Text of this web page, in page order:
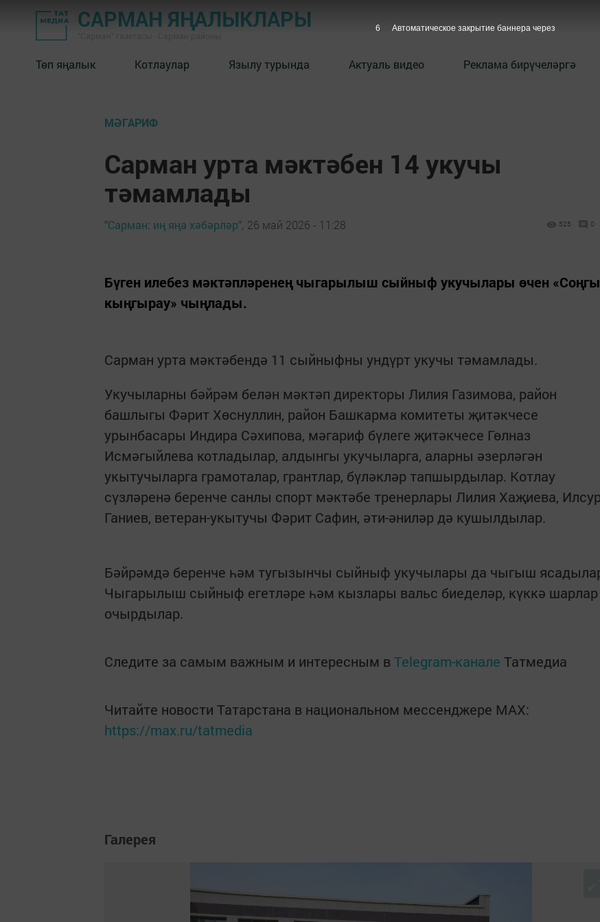
САРМАН ЯҢАЛЫКЛАРЫ
Төп яңалык Котлаулар Язылу турында Актуаль видео Реклама бирүчеләргә
МӘГАРИФ
Сарман урта мәктәбен 14 укучы
тәмамлады
"Сарман: иң яңа хәбәрләр", 26 май 2026 - 11:28 525 0
Бүген илебез мәктәпләренең чыгарылыш сыйныф укучылары өчен «Соңгы
кыңгырау» чыңлады.
Сарман урта мәктәбендә 11 сыйныфны ундүрт укучы тәмамлады.
Укучыларны бәйрәм белән мәктәп директоры Лилия Газимова, район
башлыгы Фәрит Хөснуллин, район Башкарма комитеты җитәкчесе
урынбасары Индира Сәхипова, мәгариф бүлеге җитәкчесе Гөлназ
Исмәгыйлева котладылар, алдынгы укучыларга, аларны әзерләгән
укытучыларга грамоталар, грантлар, бүләкләр тапшырдылар. Котлау
сүзләренә беренче санлы спорт мәктәбе тренерлары Лилия Хаҗиева, Илсур
Ганиев, ветеран-укытучы Фәрит Сафин, әти-әниләр дә кушылдылар.
Бәйрәмдә беренче һәм тугызынчы сыйныф укучылары да чыгыш
Чыгарылыш сыйныф егетләре һәм кызлары вальс биеделәр, күккә шарлар
очырдылар.
Следите за самым важным и интересным в Telegram-канале Татмедиа
Читайте новости Татарстана в национальном мессенджере MАХ:
https://max.ru/tatmedia
Галерея
5 Автоматическое закрытие баннера через